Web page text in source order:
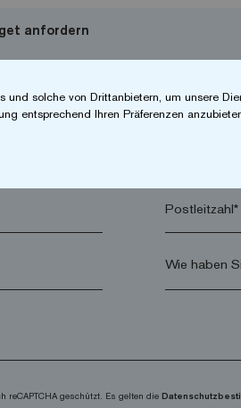
anfordern
Postleitzahl*
reCAPTCHA geschützt. Es gelten die
und solche von Drittanbietern, um unsere
entsprechend Ihren Präferenzen